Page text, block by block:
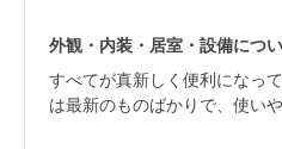
外観・内装・居室・設備につ
すべてが真新しく便利になっ
は最新のものばかりで、使い